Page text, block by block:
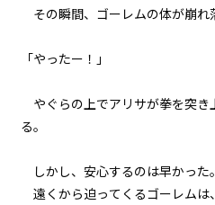
064
ナワシ
夏の終
その瞬間、ゴーレムの体が崩れ
「やったー！」
やぐらの上でアリサが拳を突き
る。
しかし、安心するのは早かった。
遠くから迫ってくるゴーレムは